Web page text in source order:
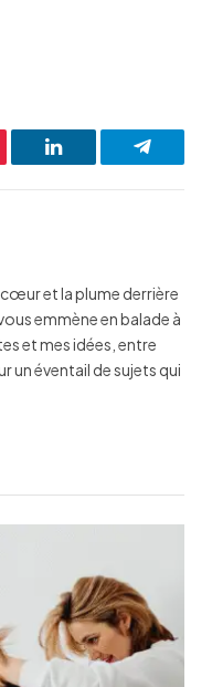
LinkedIn
et la plume derrière
emmène en balade à
et mes idées, entre
un éventail de sujets qui